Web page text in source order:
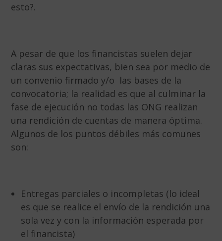
esto?.
A pesar de que los financistas suelen dejar
claras sus expectativas, bien sea por medio de
un convenio firmado y/o las bases de la
convocatoria; la realidad es que al culminar la
fase de ejecución no todas las ONG realizan
una rendición de cuentas de manera óptima.
Algunos de los puntos débiles más comunes
son:
Entregas parciales o incompletas (lo ideal
es que se realice el envío de la rendición una
sola vez y con la información esperada por
el financista)